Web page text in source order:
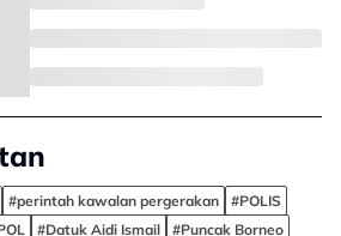
#perintah kawalan pergerakan
#POLIS
#Datuk Aidi Ismail #Puncak Borneo